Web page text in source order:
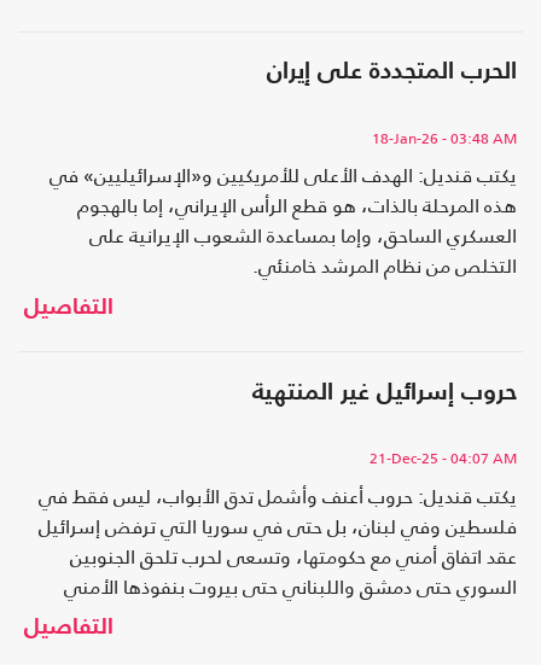
الحرب المتجددة على إيران
18-Jan-26 - 03:48 AM
يكتب قنديل: الهدف الأعلى للأمريكيين و«الإسرائيليين» في
هذه المرحلة بالذات، هو قطع الرأس الإيراني، إما بالهجوم
العسكري الساحق، وإما بمساعدة الشعوب الإيرانية على
التخلص من نظام المرشد خامنئي.
التفاصيل
حروب إسرائيل غير المنتهية
21-Dec-25 - 04:07 AM
يكتب قنديل: حروب أعنف وأشمل تدق الأبواب، ليس فقط في
فلسطين وفي لبنان، بل حتى في سوريا التي ترفض إسرائيل
عقد اتفاق أمني مع حكومتها، وتسعى لحرب تلحق الجنوبين
السوري حتى دمشق واللبناني حتى بيروت بنفوذها الأمني
التفاصيل